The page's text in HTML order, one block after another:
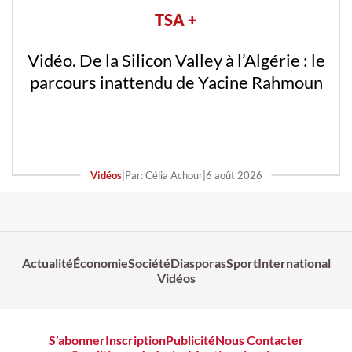
TSA +
Vidéo. De la Silicon Valley à l’Algérie : le
parcours inattendu de Yacine Rahmoun
Vidéos| Par: Célia Achour| 6 août 2026
ActualitéÉconomieSociétéDiasporasSportInternational
Vidéos
S’abonnerInscriptionPublicitéNous Contacter